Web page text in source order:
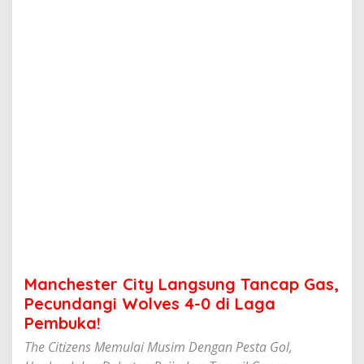
a
s
,
e
c
Manchester City Langsung Tancap Gas,
Pecundangi Wolves 4-0 di Laga
Pembuka!
The Citizens Memulai Musim Dengan Pesta Gol,